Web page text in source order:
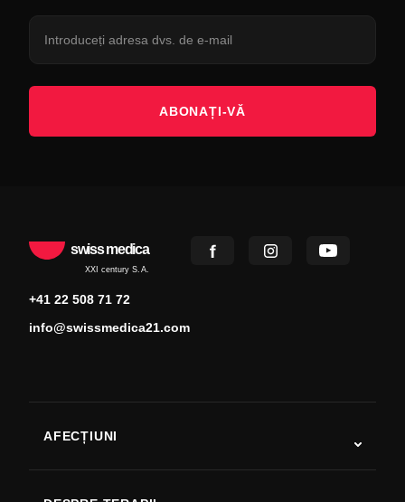
ABONAȚI-VĂ
swiss medica
XXI century S.A.
+41 22 508 71 72
info@swissmedica21.com
AFECȚIUNI